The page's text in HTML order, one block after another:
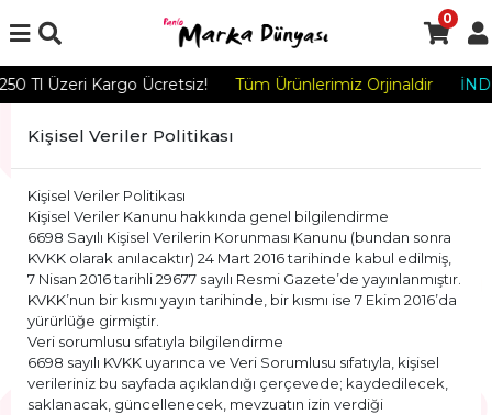
Tl Üzeri Kargo Ücretsiz! Tüm Ürünlerimiz Orjinaldir
0
Kişisel Veriler Politikası
Kişisel Veriler Politikası
Kişisel Veriler Kanunu hakkında genel bilgilendirme
6698 Sayılı Kişisel Verilerin Korunması Kanunu (bundan sonra
KVKK olarak anılacaktır) 24 Mart 2016 tarihinde kabul edilmiş,
7 Nisan 2016 tarihli 29677 sayılı Resmi Gazete’de yayınlanmıştır.
KVKK’nun bir kısmı yayın tarihinde, bir kısmı ise 7 Ekim 2016’da
yürürlüğe girmiştir.
Veri sorumlusu sıfatıyla bilgilendirme
6698 sayılı KVKK uyarınca ve Veri Sorumlusu sıfatıyla, kişisel
verileriniz bu sayfada açıklandığı çerçevede; kaydedilecek,
saklanacak, güncellenecek, mevzuatın izin verdiği